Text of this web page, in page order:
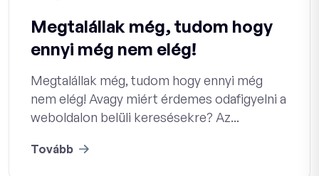
Megtalállak még, tudom hogy
ennyi még nem elég!
Megtalállak még, tudom hogy ennyi még
nem elég! Avagy miért érdemes odafigyelni a
weboldalon belüli keresésekre? Az...
Tovább